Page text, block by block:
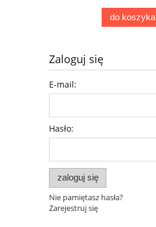
do koszyka
Zaloguj się
E-mail:
Hasło:
zaloguj się
Nie pamiętasz hasła?
Zarejestruj się